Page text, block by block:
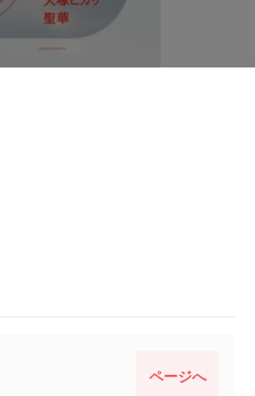
ページへ